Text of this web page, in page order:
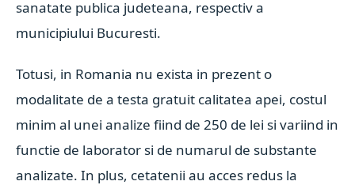
sanatate publica judeteana, respectiv a
municipiului Bucuresti.
Totusi, in Romania nu exista in prezent o
modalitate de a testa gratuit calitatea apei, costul
minim al unei analize fiind de 250 de lei si variind in
functie de laborator si de numarul de substante
analizate. In plus, cetatenii au acces redus la